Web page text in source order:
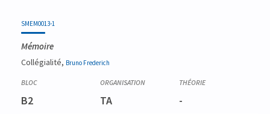
SMEM0013-1
Mémoire
Collégialité, Bruno Frederich
B2 TA -